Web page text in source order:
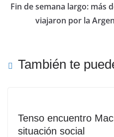
Fin de semana largo: más
viajaron por la
También te
Tenso encuentro
situación social